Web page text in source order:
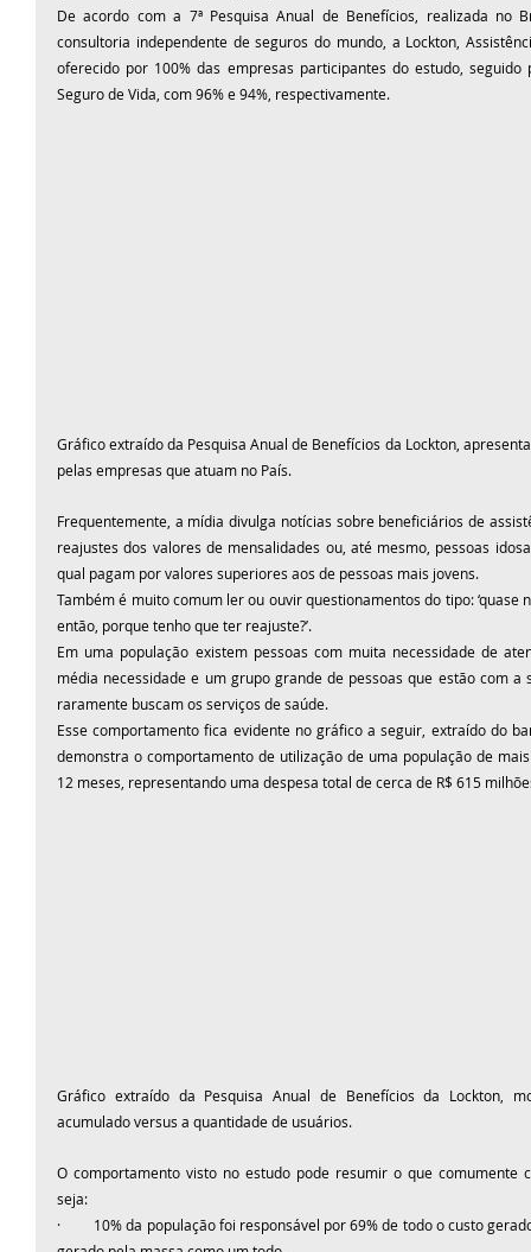
De acordo com a 7ª Pesquisa Anual de Benefícios, realizada no
consultoria independente de seguros do mundo, a Lockton ,
oferecido por 100% das empresas participantes do estudo, seguido
Seguro de Vida, com 96% e 94%, respectivamente.
Gráfico extraído da Pesquisa Anual de Benefícios da Lockton,
pelas empresas que atuam no País.
Frequentemente, a mídia divulga notícias sobre beneficiários de
reajustes dos valores de mensalidades ou, até mesmo, pessoas
qual pagam por valores superiores aos de pessoas mais jovens.
Também é muito comum ler ou ouvir questionamentos do tipo: ‘quase
então, porque tenho que ter reajuste?’.
Em uma população existem pessoas com muita necessidade de
média necessidade e um grupo grande de pessoas que estão com a
raramente buscam os serviços de saúde.
Esse comportamento fica evidente no gráfico a seguir, extraído do
demonstra o comportamento de utilização de uma população de
12 meses, representando uma despesa total de cerca de R$ 615
Gráfico extraído da Pesquisa Anual de Benefícios da Lockton,
acumulado versus a quantidade de usuários.
O comportamento visto no estudo pode resumir o que comumente
seja:
·         10% da população foi responsável por 69% de todo o custo